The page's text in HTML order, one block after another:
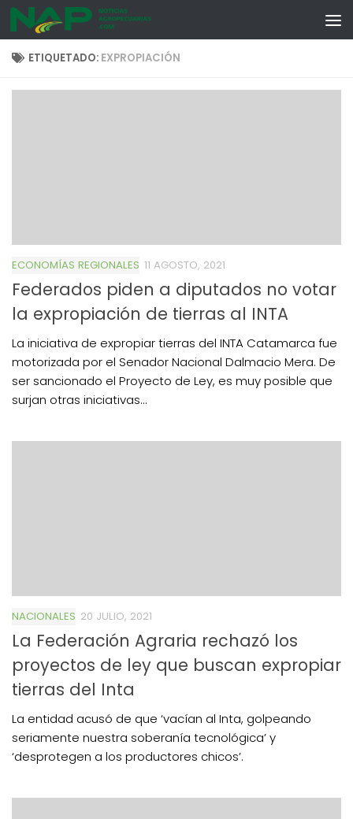
Skip to content
ETIQUETADO: EXPROPIACIÓN
ECONOMÍAS REGIONALES 11 AGOSTO, 2021
Federados piden a diputados no votar
la expropiación de tierras al INTA
La iniciativa de expropiar tierras del INTA Catamarca fue
motorizada por el Senador Nacional Dalmacio Mera. De
ser sancionado el Proyecto de Ley, es muy posible que
surjan otras iniciativas...
NACIONALES 20 JULIO, 2021
La Federación Agraria rechazó los
proyectos de ley que buscan expropiar
tierras del Inta
La entidad acusó de que ‘vacían al Inta, golpeando
seriamente nuestra soberanía tecnológica’ y
‘desprotegen a los productores chicos’.